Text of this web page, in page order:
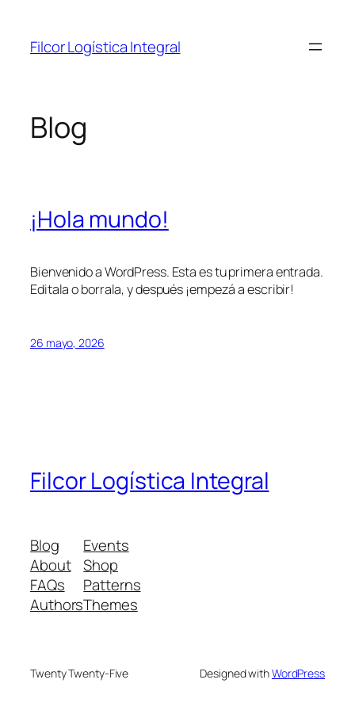
contenido
Filcor Logística Integral
Blog
¡Hola mundo!
Bienvenido a WordPress. Esta es tu primera entrada.
Editala o borrala, y después ¡empezá a escribir!
26 mayo, 2026
Filcor Logística Integral
Blog
About
FAQs
Authors
Events
Shop
Patterns
Themes
Twenty Twenty-Five Designed withWordPress